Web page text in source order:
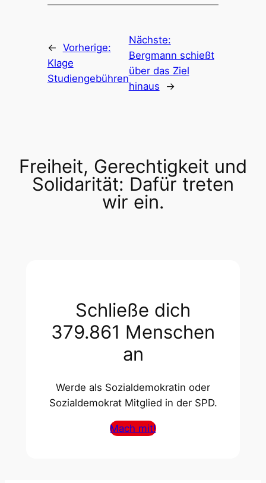
← Vorherige:
Klage
Studiengebühren
Nächste:
Bergmann schießt
über das Ziel
hinaus
→
Freiheit, Gerechtigkeit und
Solidarität: Dafür treten
wir ein.
Schließe dich
379.861 Menschen
an
Werde als Sozialdemokratin oder
Sozialdemokrat Mitglied in der SPD.
Mach mit!